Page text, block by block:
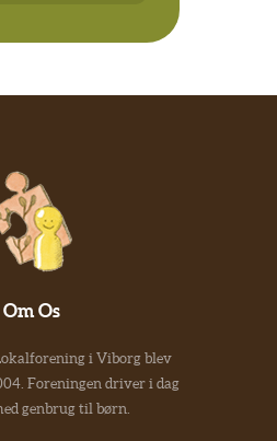
Om Os
i Viborg blev
Foreningen driver i dag
genbrug til børn.